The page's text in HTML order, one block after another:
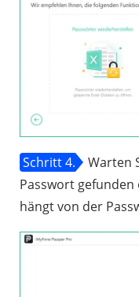
Schritt 4.
Warten
Passwort
hängt von der